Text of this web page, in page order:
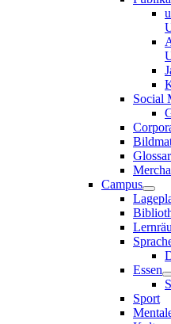
Social
Glossar
Campus
Essen
Sport